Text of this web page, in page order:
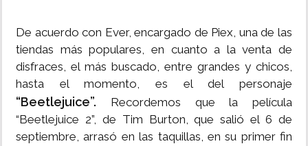
De acuerdo con Ever, encargado de Piex, una de las
tiendas más populares, en cuanto a la venta de
disfraces, el más buscado, entre grandes y chicos,
hasta el momento, es el del personaje
“Beetlejuice”. Recordemos que la película
“Beetlejuice 2”, de Tim Burton, que salió el 6 de
septiembre, arrasó en las taquillas, en su primer fin